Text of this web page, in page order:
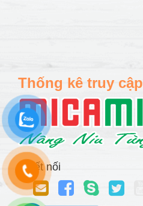
Thống kê truy cập
Kết nối